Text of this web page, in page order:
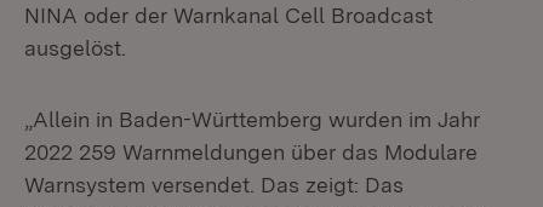
NINA oder der Warnkanal Cell Broadcast
ausgelöst.
„Allein in Baden-Württemberg wurden im Jahr
2022 259 Warnmeldungen über das Modulare
Warnsystem versendet. Das zeigt: Das